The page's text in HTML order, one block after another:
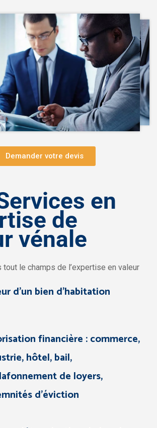
Demander votre devis
en
de
vénale
tout le champs de l’expertise en valeur
d'un bien d'habitation
financière : commerce,
hôtel, bail,
de loyers,
d’éviction